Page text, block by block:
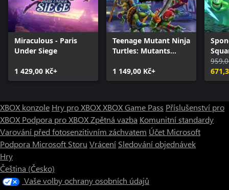
Miraculous - Paris
Under Siege
1 429,00 Kč+
Teenage Mutant Ninja
Turtles: Mutants
1 149,00 Kč+
of
XBOX konzole Hry pro XBOXXBOX Game Pass Příslušenství pro
XBOX Podpora pro XBOXZpětná vazba Komunitní standardy
Varování před fotosenzitivním záchvatem Účet Microsoft
Podpora Microsoft Storu Vrácení Sledování objednávek
Hry
Čeština (Česko)
Vaše volby ochrany osobních údajů